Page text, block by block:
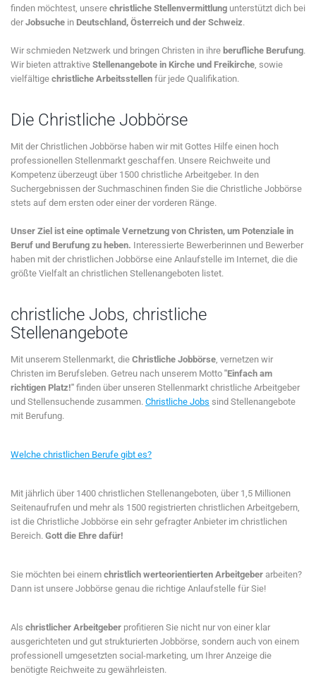
finden möchtest, unsere christliche Stellenvermittlung unterstützt dich bei
derJobsuche in Deutschland, Österreich und der Schweiz.
Wir schmieden Netzwerk und bringen Christen in ihre berufliche Berufung.
Wir bieten attraktive Stellenangebote in Kirche und Freikirche , sowie
vielfältige christliche Arbeitsstellen für jede Qualifikation.
Die Christliche Jobbörse
Mit der Christlichen Jobbörse haben wir mit Gottes Hilfe einen hoch
professionellen Stellenmarkt geschaffen. Unsere Reichweite und
Kompetenz überzeugt über 1500 christliche Arbeitgeber. In den
Suchergebnissen der Suchmaschinen finden Sie die Christliche Jobbörse
stets auf dem ersten oder einer der vorderen Ränge.
Unser Ziel ist eine optimale Vernetzung von Christen, um Potenziale in
Beruf und Berufung zu heben. Interessierte Bewerberinnen und Bewerber
haben mit der christlichen Jobbörse eine Anlaufstelle im Internet, die die
größte Vielfalt an christlichen Stellenangeboten listet.
christliche Jobs, christliche
Stellenangebote
Mit unserem Stellenmarkt, die Christliche Jobbörse , vernetzen wir
Christen im Berufsleben. Getreu nach unserem Motto "Einfach am
richtigen Platz!" finden über unseren Stellenmarkt christliche Arbeitgeber
und Stellensuchende zusammen. Christliche Jobs sind Stellenangebote
mit Berufung.
Welche christlichen Berufe gibt es?
Mit jährlich über 1400 christlichen Stellenangeboten, über 1,5 Millionen
Seitenaufrufen und mehr als 1500 registrierten christlichen Arbeitgebern,
ist die Christliche Jobbörse ein sehr gefragter Anbieter im christlichen
Bereich. Gott die Ehre dafür!
Sie möchten bei einem christlich werteorientierten Arbeitgeber arbeiten?
Dann ist unsere Jobbörse genau die richtige Anlaufstelle für Sie!
Als christlicher Arbeitgeber profitieren Sie nicht nur von einer klar
ausgerichteten und gut strukturierten Jobbörse, sondern auch von einem
professionell umgesetzten social-marketing, um Ihrer Anzeige die
benötigte Reichweite zu gewährleisten.